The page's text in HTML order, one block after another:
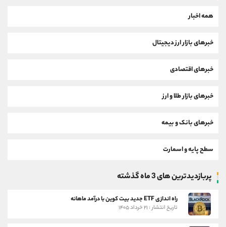
همه اخبار
خبرهای بازار ارز دیجیتال
خبرهای اقتصادی
خبرهای بازار طلا و ارز
خبرهای بانک و بیمه
سطح پایه و اسمارت
پربازدیدترین های 3 ماه گذشته
راه اندازی ETF جدید بیت کوین با درآمد ماهانه
تاریخ انتشار : ۲۱ خرداد ۱۴۰۵